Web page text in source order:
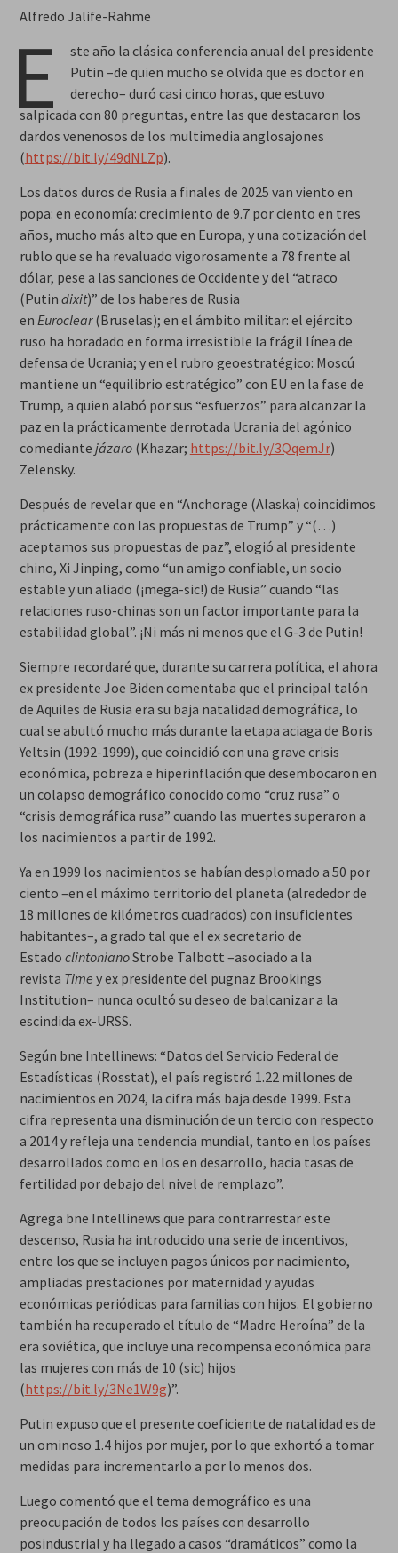
Alfredo Jalife-Rahme
E
ste año la clásica conferencia anual del presidente
Putin –de quien mucho se olvida que es doctor en
derecho– duró casi cinco horas, que estuvo
salpicada con 80 preguntas, entre las que destacaron los
dardos venenosos de los multimedia anglosajones
(https://bit.ly/49dNLZp).
Los datos duros de Rusia a finales de 2025 van viento en
popa: en economía: crecimiento de 9.7 por ciento en tres
años, mucho más alto que en Europa, y una cotización del
rublo que se ha revaluado vigorosamente a 78 frente al
dólar, pese a las sanciones de Occidente y del “atraco
(Putin dixit)” de los haberes de Rusia
en Euroclear(Bruselas); en el ámbito militar: el ejército
ruso ha horadado en forma irresistible la frágil línea de
defensa de Ucrania; y en el rubro geoestratégico: Moscú
mantiene un “equilibrio estratégico” con EU en la fase de
Trump, a quien alabó por sus “esfuerzos” para alcanzar la
paz en la prácticamente derrotada Ucrania del agónico
comediante jázaro(Khazar; https://bit.ly/3QqemJr)
Zelensky.
Después de revelar que en “Anchorage (Alaska) coincidimos
prácticamente con las propuestas de Trump” y “(…)
aceptamos sus propuestas de paz”, elogió al presidente
chino, Xi Jinping, como “un amigo confiable, un socio
estable y un aliado (¡mega-sic!) de Rusia” cuando “las
relaciones ruso-chinas son un factor importante para la
estabilidad global”. ¡Ni más ni menos que el G-3 de Putin!
Siempre recordaré que, durante su carrera política, el ahora
ex presidente Joe Biden comentaba que el principal talón
de Aquiles de Rusia era su baja natalidad demográfica, lo
cual se abultó mucho más durante la etapa aciaga de Boris
Yeltsin (1992-1999), que coincidió con una grave crisis
económica, pobreza e hiperinflación que desembocaron en
un colapso demográfico conocido como “cruz rusa” o
“crisis demográfica rusa” cuando las muertes superaron a
los nacimientos a partir de 1992.
Ya en 1999 los nacimientos se habían desplomado a 50 por
ciento –en el máximo territorio del planeta (alrededor de
18 millones de kilómetros cuadrados) con insuficientes
habitantes–, a grado tal que el ex secretario de
Estado clintonianoStrobe Talbott –asociado a la
revista Time y ex presidente del pugnaz Brookings
Institution– nunca ocultó su deseo de balcanizar a la
escindida ex-URSS.
Según bne Intellinews: “Datos del Servicio Federal de
Estadísticas (Rosstat), el país registró 1.22 millones de
nacimientos en 2024, la cifra más baja desde 1999. Esta
cifra representa una disminución de un tercio con respecto
a 2014 y refleja una tendencia mundial, tanto en los países
desarrollados como en los en desarrollo, hacia tasas de
fertilidad por debajo del nivel de remplazo”.
Agrega bne Intellinews que para contrarrestar este
descenso, Rusia ha introducido una serie de incentivos,
entre los que se incluyen pagos únicos por nacimiento,
ampliadas prestaciones por maternidad y ayudas
económicas periódicas para familias con hijos. El gobierno
también ha recuperado el título de “Madre Heroína” de la
era soviética, que incluye una recompensa económica para
las mujeres con más de 10 (sic) hijos
(https://bit.ly/3Ne1W9g)”.
Putin expuso que el presente coeficiente de natalidad es de
un ominoso 1.4 hijos por mujer, por lo que exhortó a tomar
medidas para incrementarlo a por lo menos dos.
Luego comentó que el tema demográfico es una
preocupación de todos los países con desarrollo
posindustrial y ha llegado a casos “dramáticos” como la